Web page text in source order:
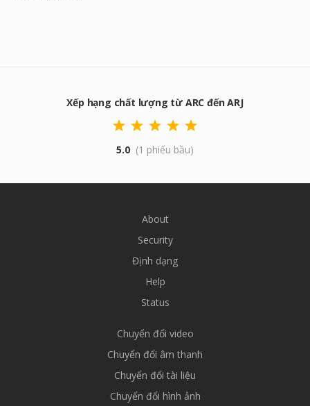
Xếp hạng chất lượng từ ARC đến ARJ
5.0 (1 phiếu bầu)
About
Security
Định dạng
Help
Status
Chuyển đổi video
Chuyển đổi âm thanh
Chuyển đổi tài liệu
Chuyển đổi hình ảnh